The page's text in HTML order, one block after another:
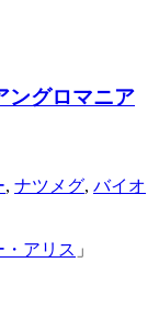
ングロマニア
, ナツメグ, バイオ
・アリス 」